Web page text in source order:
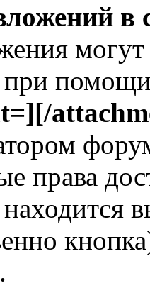
в
помощи
права